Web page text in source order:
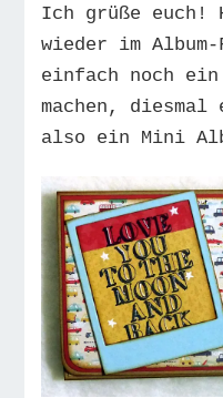
Ich grüße euch!
wieder im
einfach noch
machen,
also ein Mini